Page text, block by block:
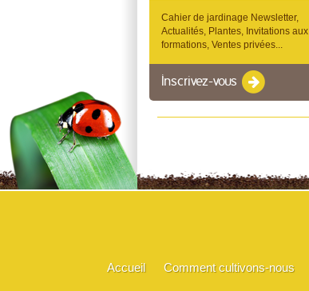
Cahier de jardinage Newsletter,
Actualités, Plantes, Invitations aux
formations, Ventes privées...
Inscrivez-vous
Accueil Comment cultivons-nous